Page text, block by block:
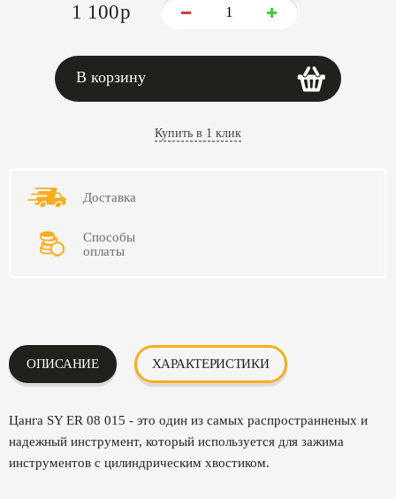
1 100p
В корзину
Купить в 1 клик
Доставка
Способы
оплаты
ОПИСАНИЕ ХАРАКТЕРИСТИКИ
Цанга SY ER 08 015 - это один из самых распространненых и
надежный инструмент, который используется для зажима
инструментов с цилиндрическим хвостиком.